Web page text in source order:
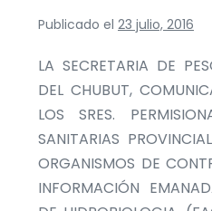
Publicado el 23 julio, 2016
LA SECRETARIA DE
DEL CHUBUT,
LOS SRES.
SANITARIAS
ORGANISMOS DE
INFORMACIÓN